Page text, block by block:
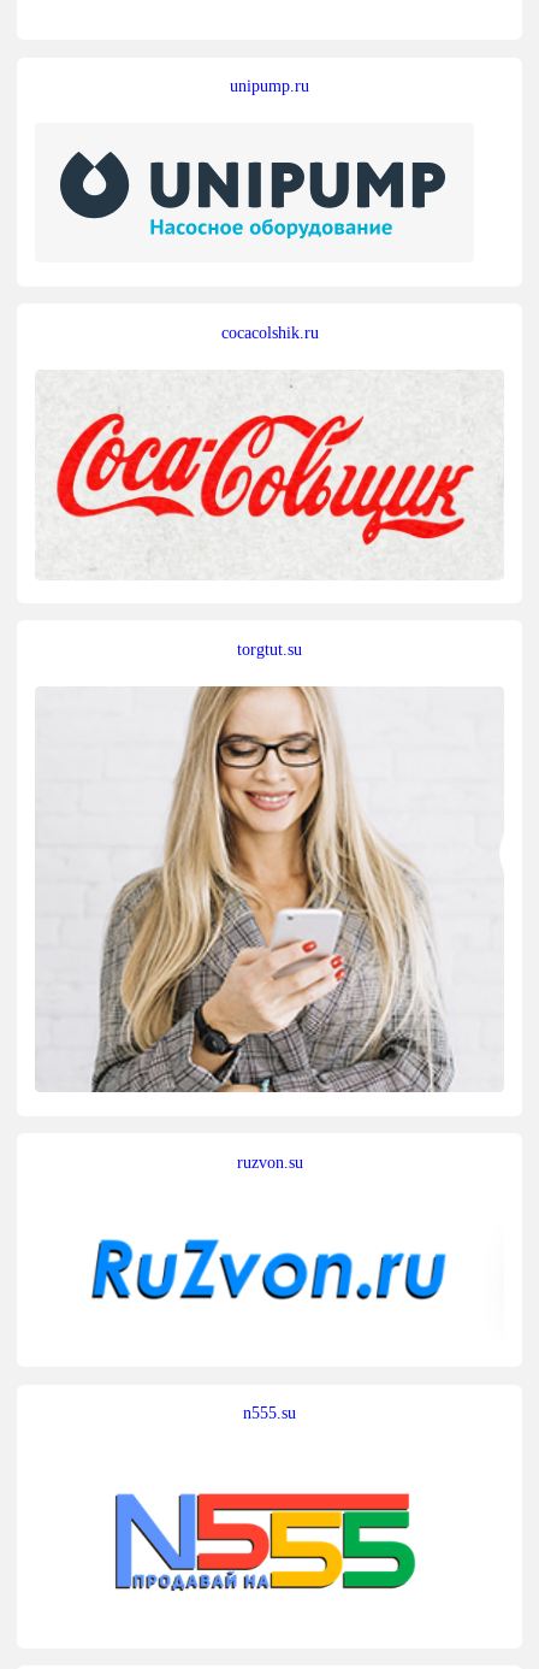
unipump.ru
cocacolshik.ru
torgtut.su
ruzvon.su
n555.su